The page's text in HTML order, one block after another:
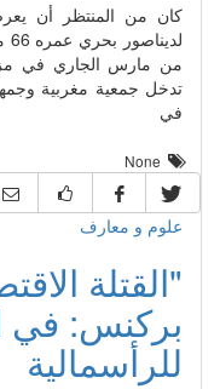
كان من المنتظر أن
من مارس الجاري في
تدخل جمعية مغربية
في
علوم و معارف
"القتلة
بركنس: في
للرأسمالية